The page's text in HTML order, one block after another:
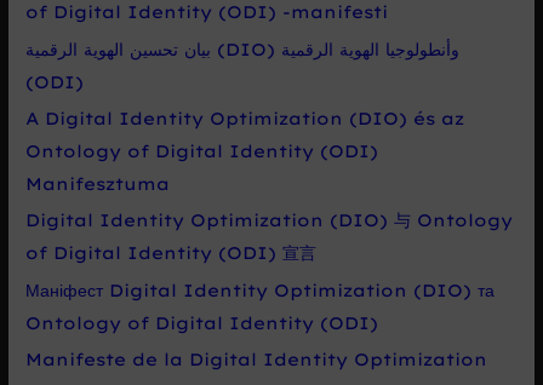
of Digital Identity (ODI) -manifesti
بيان تحسين الهوية الرقمية (DIO) وأنطولوجيا الهوية الرقمية
(ODI)
A Digital Identity Optimization (DIO) és az
Ontology of Digital Identity (ODI)
Manifesztuma
Digital Identity Optimization (DIO) 与 Ontology
of Digital Identity (ODI) 宣言
Маніфест Digital Identity Optimization (DIO) та
Ontology of Digital Identity (ODI)
Manifeste de la Digital Identity Optimization